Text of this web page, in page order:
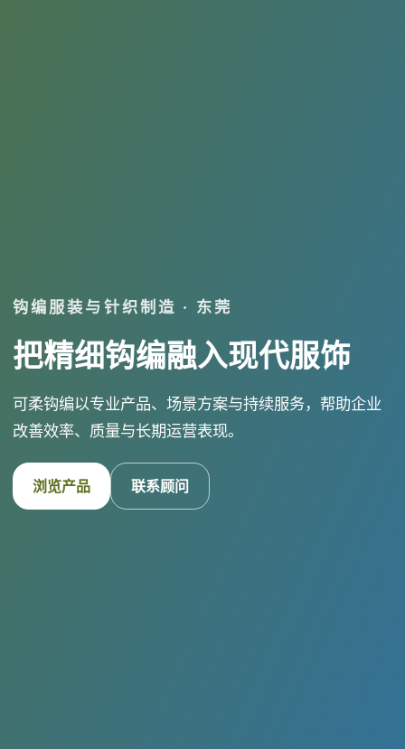
钩编服装与针织制造 · 东莞
把精细钩编融入现代服饰
可柔钩编以专业产品、场景方案与持续服务，帮助企业
改善效率、质量与长期运营表现。
浏览产品 联系顾问